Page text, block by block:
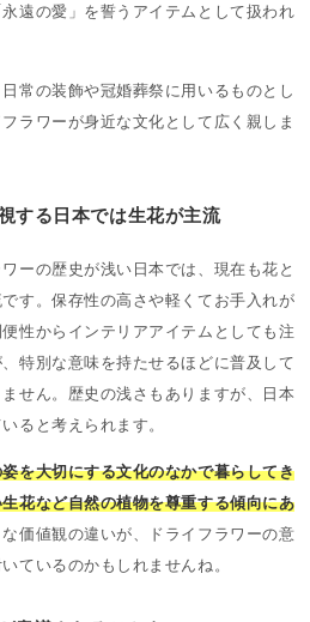
遠の愛」を誓うアイテムとして扱われ
常の装飾や冠婚葬祭に用いるものとし
ラワーが身近な文化として広く親しま
する日本では生花が主流
ーの歴史が浅い日本では、現在も花と
す。保存性の高さや軽くてお手入れが
性からインテリアアイテムとしても注
特別な意味を持たせるほどに普及して
せん。歴史の浅さもありますが、日本
ると考えられます。
を大切にする文化のなかで暮らしてき
花など自然の植物を尊重する傾向にあ
価値観の違いが、ドライフラワーの意
ているのかもしれませんね。